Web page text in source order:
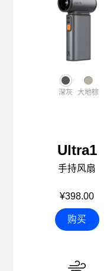
深灰 大地棕
Ultra1
手持风扇
¥398.00
购买